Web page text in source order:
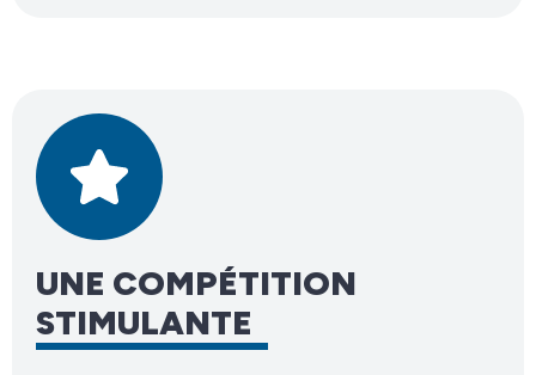
UNE COMPÉTITION
STIMULANTE